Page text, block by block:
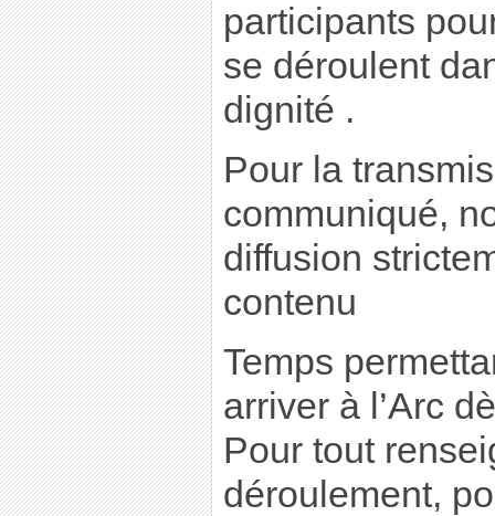
participants
se déroulent
dignité .
Pour la
communiqué,
diffusion
contenu
Temps
arriver à l’Arc
Pour tout
déroulement,